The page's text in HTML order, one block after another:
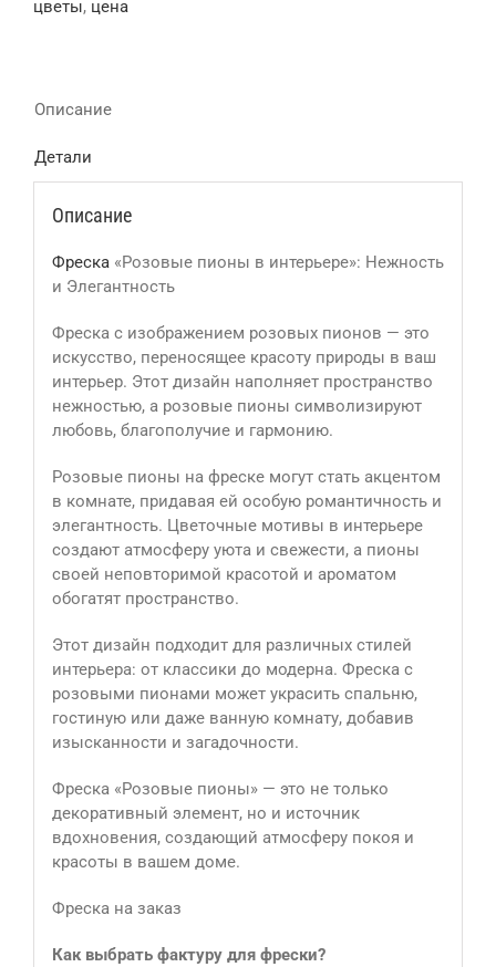
цветы, цена
Описание
Детали
Описание
Фреска«Розовые пионы в интерьере»: Нежность
и Элегантность
Фреска с изображением розовых пионов — это
искусство, переносящее красоту природы в ваш
интерьер. Этот дизайн наполняет пространство
нежностью, а розовые пионы символизируют
любовь, благополучие и гармонию.
Розовые пионы на фреске могут стать акцентом
в комнате, придавая ей особую романтичность и
элегантность. Цветочные мотивы в интерьере
создают атмосферу уюта и свежести, а пионы
своей неповторимой красотой и ароматом
обогатят пространство.
Этот дизайн подходит для различных стилей
интерьера: от классики до модерна. Фреска с
розовыми пионами может украсить спальню,
гостиную или даже ванную комнату, добавив
изысканности и загадочности.
Фреска «Розовые пионы» — это не только
декоративный элемент, но и источник
вдохновения, создающий атмосферу покоя и
красоты в вашем доме.
Фреска на заказ
Как выбрать фактуру для фрески?